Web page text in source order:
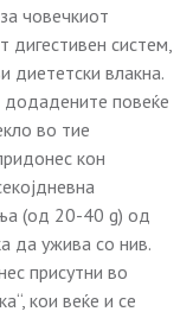
човечкиот
дигестивен систем,
диететски влакна.
додадените повеќе
во тие
кон
(од 20-40 g) од
да ужива со нив.
присутни во
кои веќе и се